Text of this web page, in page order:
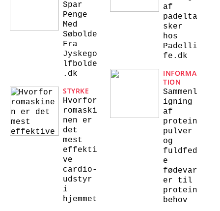
Spar
Penge
Med
Søbolde
Fra
Jyskego
lfbolde
.dk
STYRKE
Hvorfor
romaski
nen er
det
mest
effekti
ve
cardio-
udstyr
i
hjemmet
af
padelta
sker
hos
Padelli
fe.dk
INFORMA
TION
Sammenl
igning
af
protein
pulver
og
fuldfed
e
fødevar
er til
protein
behov